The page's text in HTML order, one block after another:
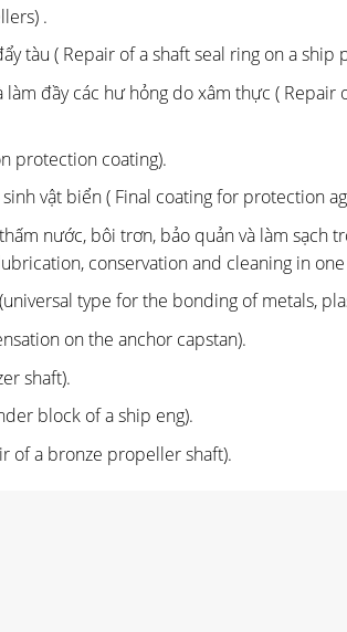
.
tàu ( Repair of a shaft seal ring on a ship
làm đầy các hư hỏng do xâm thực (
protection coating).
vật biển ( Final coating for protection
nước, bôi trơn, bảo quản và làm sạch
conservation and cleaning in
type for the bonding of metals,
on the anchor capstan).
shaft).
block of a ship eng).
of a bronze propeller shaft).